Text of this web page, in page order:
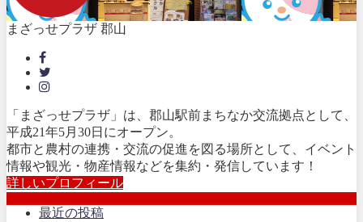
まざっせプラザ 郡山
「まざっせプラザ」は、郡山駅前まちなか交流拠点として、
平成21年5月30日にオープン。
都市と農村の連携・交流の促進を図る場所として、イベント
情報や観光・物産情報などを集約・発信しています！
詳しいプロフィール
最近の投稿